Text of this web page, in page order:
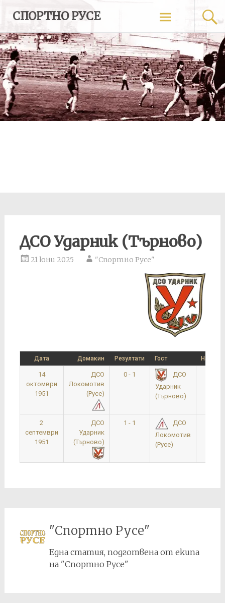
content
СПОРТНО РУСЕ
ДСО Ударник (Търново)
21 юни 2025 "Спортно Русе"
Дата Домакин Резултати Гост
14
октомври
1951
ДСО
Локомотив
(Русе)
0 - 1
ДСО
Ударник
(Търново)
2
септември
1951
ДСО
Ударник
(Търново)
1 - 1
ДСО
Локомотив
(Русе)
"Спортно Русе"
Една статия, подготвена от екипа
на "Спортно Русе"